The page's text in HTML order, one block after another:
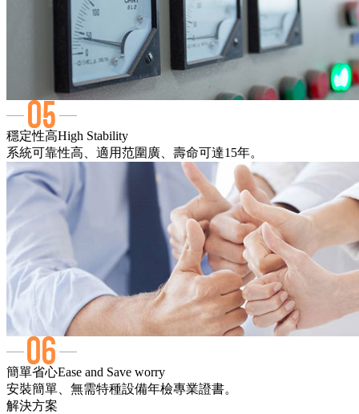
穩定性高High Stability
系統可靠性高、適用范圍廣、壽命可達15年。
簡單省心Ease and Save worry
安裝簡單、無需特種設備年檢專業證書。
解決方案